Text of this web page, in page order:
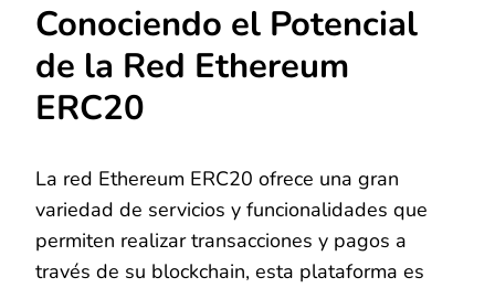
Conociendo el Potencial
de la Red Ethereum
ERC20
La red Ethereum ERC20 ofrece una gran
variedad de servicios y funcionalidades que
permiten realizar transacciones y pagos a
través de su blockchain, esta plataforma es